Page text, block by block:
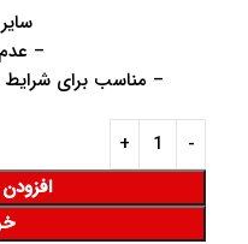
–
– مناسب برای شرایط